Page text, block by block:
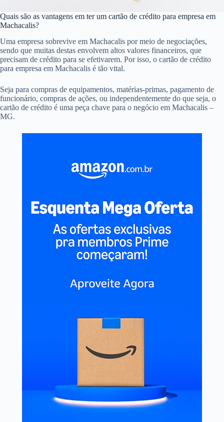
Quais são as vantagens em ter um cartão de crédito para empresa em
Machacalis?
Uma empresa sobrevive em Machacalis por meio de negociações,
sendo que muitas destas envolvem altos valores financeiros, que
precisam de crédito para se efetivarem. Por isso, o cartão de crédito
para empresa em Machacalis é tão vital.
Seja para compras de equipamentos, matérias-primas, pagamento de
funcionário, compras de ações, ou independentemente do que seja, o
cartão de crédito é uma peça chave para o negócio em Machacalis –
MG.